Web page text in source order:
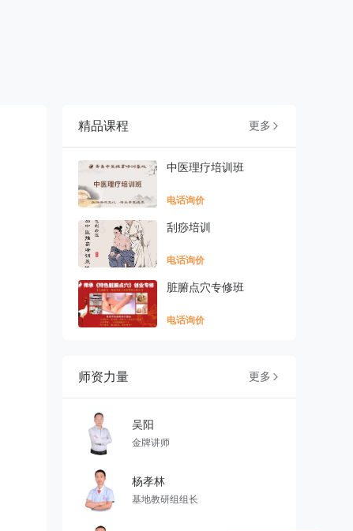
精品课程 更多 
中医理疗培训班
电话询价
刮痧培训
电话询价
脏腑点穴专修班
电话询价
师资力量 更多 
吴阳
金牌讲师
杨孝林
基地教研组组长